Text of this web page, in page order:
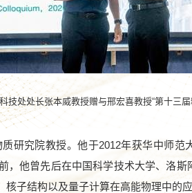
技处处长张本威教授赠与邢宏喜教授“第十三
研究院教授。他于2012年获华中师范
，他曾先后在中国科学技术大学、洛
子结构以及量子计算在高能物理中的